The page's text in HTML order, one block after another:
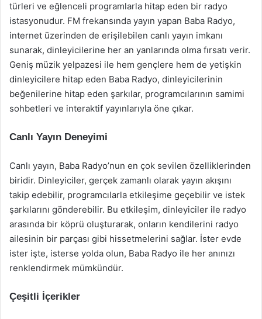
türleri ve eğlenceli programlarla hitap eden bir radyo
istasyonudur. FM frekansında yayın yapan Baba Radyo,
internet üzerinden de erişilebilen canlı yayın imkanı
sunarak, dinleyicilerine her an yanlarında olma fırsatı verir.
Geniş müzik yelpazesi ile hem gençlere hem de yetişkin
dinleyicilere hitap eden Baba Radyo, dinleyicilerinin
beğenilerine hitap eden şarkılar, programcılarının samimi
sohbetleri ve interaktif yayınlarıyla öne çıkar.
Canlı Yayın Deneyimi
Canlı yayın, Baba Radyo’nun en çok sevilen özelliklerinden
biridir. Dinleyiciler, gerçek zamanlı olarak yayın akışını
takip edebilir, programcılarla etkileşime geçebilir ve istek
şarkılarını gönderebilir. Bu etkileşim, dinleyiciler ile radyo
arasında bir köprü oluşturarak, onların kendilerini radyo
ailesinin bir parçası gibi hissetmelerini sağlar. İster evde
ister işte, isterse yolda olun, Baba Radyo ile her anınızı
renklendirmek mümkündür.
Çeşitli İçerikler